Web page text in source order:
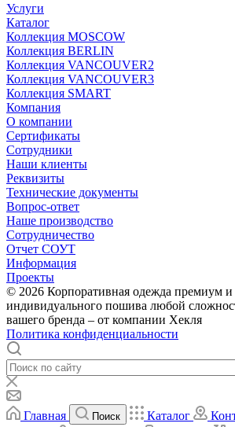
Услуги
Каталог
Коллекция MOSCOW
Коллекция BERLIN
Коллекция VANCOUVER2
Коллекция VANCOUVER3
Коллекция SMART
Компания
О компании
Сертификаты
Сотрудники
Наши клиенты
Реквизиты
Технические документы
Вопрос-ответ
Наше производство
Сотрудничество
Отчет СОУТ
Информация
Проекты
© 2026 Корпоративная одежда премиум и
индивидуального пошива любой
вашего бренда – от компании Хекля
Политика конфиденциальности
Главная Поиск Каталог